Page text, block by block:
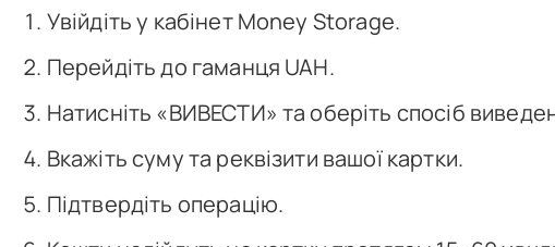
Увійдіть у кабінет Money Storage.
Перейдіть до гаманця UAH.
Натисніть «ВИВЕСТИ» та оберіть спосіб
Вкажіть суму та реквізити вашої картки.
Підтвердіть операцію.